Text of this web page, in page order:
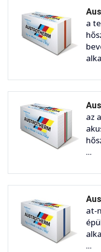
a
az
...
at-
...